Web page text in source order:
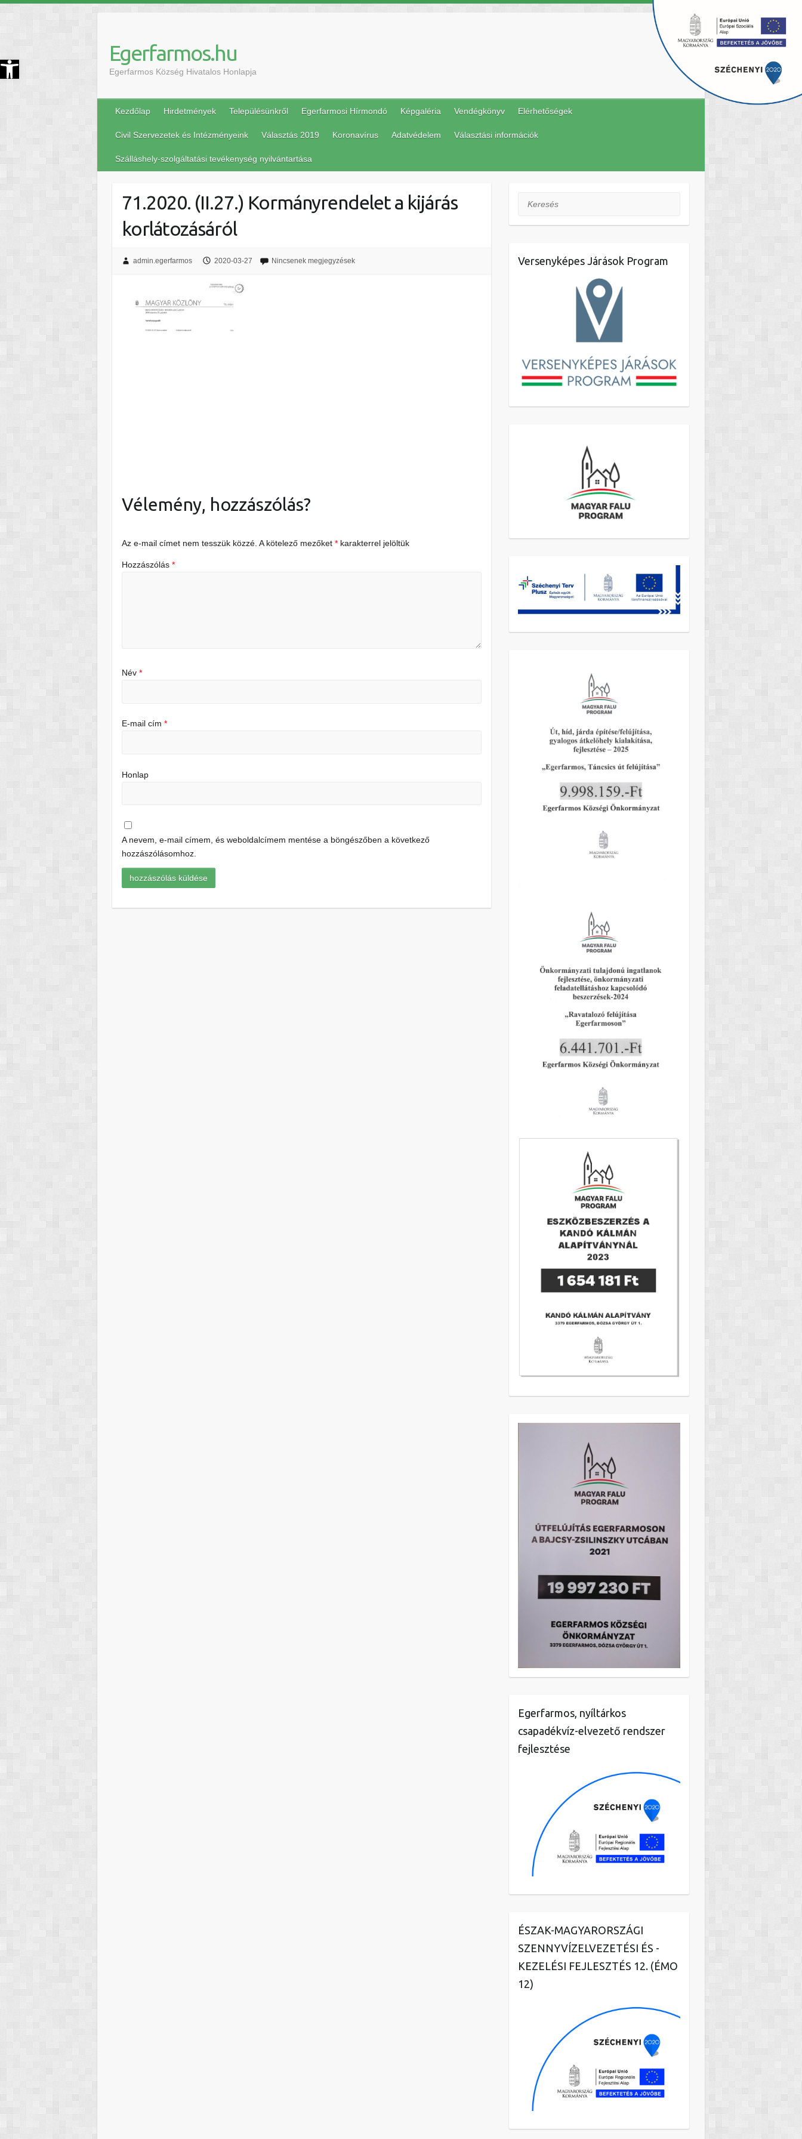
Eszköztár megnyitása Egerfarmos.hu
Egerfarmos Község Hivatalos Honlapja
Kezdőlap Hirdetmények Településünkről Egerfarmosi Hírmondó Képgaléria Vendégkönyv Elérhetőségek
Civil Szervezetek és Intézményeink Választás 2019 Koronavírus Adatvédelem Választási információk
Szálláshely-szolgáltatási tevékenység nyilvántartása
71.2020. (II.27.) Kormányrendelet a kijárás
korlátozásáról
admin.egerfarmos 2020-03-27 Nincsenek megjegyzések
Vélemény, hozzászólás?
Az e-mail címet nem tesszük közzé. A kötelező mezőket* karakterrel jelöltük
Hozzászólás*
Név*
E-mail cím*
Honlap
A nevem, e-mail címem, és weboldalcímem mentése a böngészőben a következő
hozzászólásomhoz.
Keresés
Versenyképes Járások Program
Egerfarmos, nyíltárkos
csapadékvíz-elvezető rendszer
fejlesztése
ÉSZAK-MAGYARORSZÁGI
SZENNYVÍZELVEZETÉSI ÉS -
KEZELÉSI FEJLESZTÉS 12. (ÉMO
12)